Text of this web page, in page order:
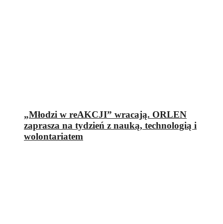
„Młodzi w reAKCJI” wracają. ORLEN
zaprasza na tydzień z nauką, technologią i
wolontariatem